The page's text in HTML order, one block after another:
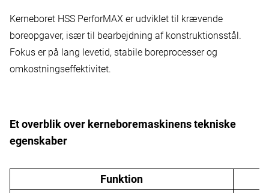
Kerneboret HSS PerforMAX er udviklet til krævende
boreopgaver, især til bearbejdning af konstruktionsstål.
Fokus er på lang levetid, stabile boreprocesser og
omkostningseffektivitet.
Et overblik over kerneboremaskinens tekniske
egenskaber
Funktion